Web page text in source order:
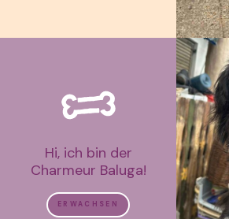
Hi, ich bin der
Charmeur Baluga!
ERWACHSEN